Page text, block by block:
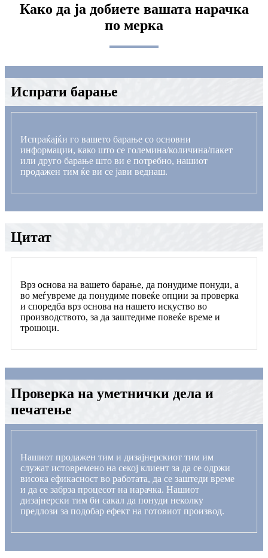
Како да ја добиете вашата нарачка
по мерка
Испрати барање
Испраќајќи го вашето барање со основни
информации, како што се големина/количина/пакет
или друго барање што ви е потребно, нашиот
продажен тим ќе ви се јави веднаш.
Цитат
Врз основа на вашето барање, да понудиме понуди, а
во меѓувреме да понудиме повеќе опции за проверка
и споредба врз основа на нашето искуство во
производството, за да заштедиме повеќе време и
трошоци.
Проверка на уметнички дела и
печатење
Нашиот продажен тим и дизајнерскиот тим им
служат истовремено на секој клиент за да се одржи
висока ефикасност во работата, да се заштеди време
и да се забрза процесот на нарачка. Нашиот
дизајнерски тим би сакал да понуди неколку
предлози за подобар ефект на готовиот производ.